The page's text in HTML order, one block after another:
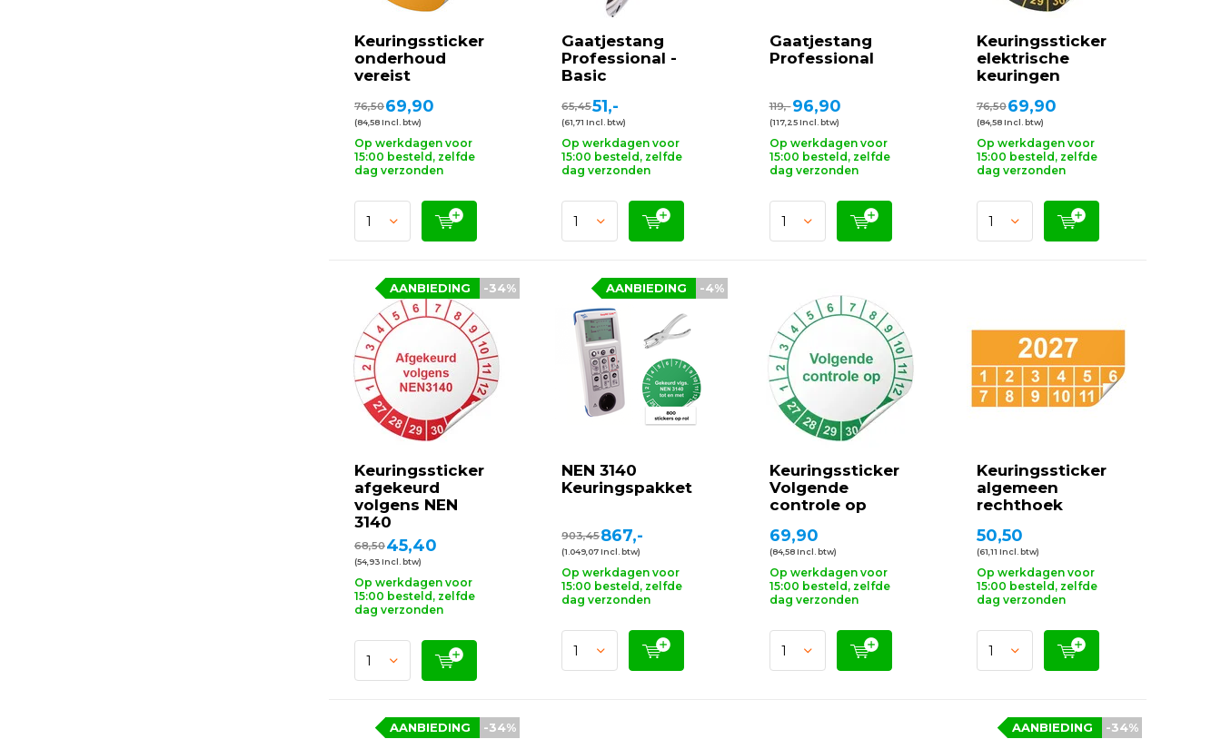
Keuringssticker
onderhoud
vereist
76,5069,90
(84,58 Incl. btw)
Op werkdagen voor
15:00 besteld, zelfde
dag verzonden
Gaatjestang
Professional -
Basic
65,4551,-
(61,71 Incl. btw)
Op werkdagen voor
15:00 besteld, zelfde
dag verzonden
Gaatjestang
Professional
119,-96,90
(117,25 Incl. btw)
Op werkdagen voor
15:00 besteld, zelfde
dag verzonden
Keuringssticker
elektrische
keuringen
76,5069,90
(84,58 Incl. btw)
Op werkdagen voor
15:00 besteld, zelfde
dag verzonden
Keuringssticker
afgekeurd
volgens NEN
3140
-34%
AANBIEDING
68,5045,40
(54,93 Incl. btw)
Op werkdagen voor
15:00 besteld, zelfde
dag verzonden
NEN 3140
Keuringspakket
-4%
AANBIEDING
903,45867,-
(1.049,07 Incl. btw)
Op werkdagen voor
15:00 besteld, zelfde
dag verzonden
Keuringssticker
Volgende
controle op
69,90
(84,58 Incl. btw)
Op werkdagen voor
15:00 besteld, zelfde
dag verzonden
Keuringssticker
algemeen
rechthoek
50,50
(61,11 Incl. btw)
Op werkdagen voor
15:00 besteld, zelfde
dag verzonden
-34%
AANBIEDING -34%
AANBIEDING